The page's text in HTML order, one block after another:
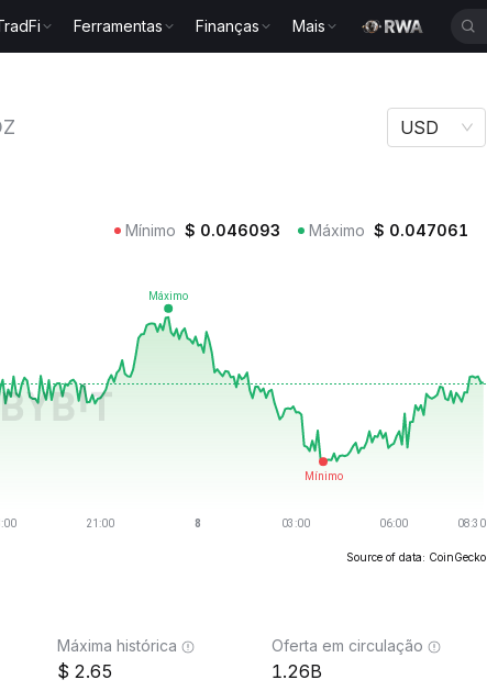
Ferramentas Finanças Mais
USD
Mínimo $ 0.046093 Máximo $ 0.047061
Source of data: CoinGecko
Máxima histórica
2.65
Oferta em circulação
1.26B